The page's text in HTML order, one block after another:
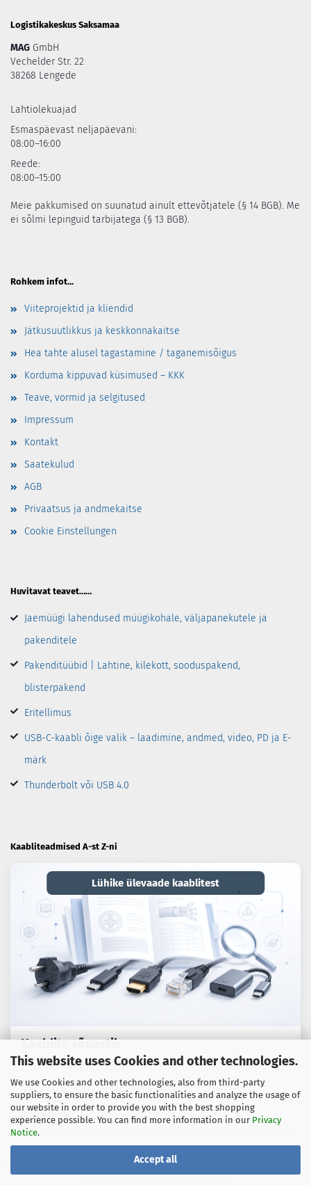
This website uses Cookies and other technologies.
We use Cookies and other technologies, also from third-party
suppliers, to ensure the basic functionalities and analyze the usage of
our website in order to provide you with the best shopping
experience possible. You can find more information in our Privacy
Notice.
Accept all
Logistikakeskus Saksamaa
MAG GmbH
Vechelder Str. 22
38268 Lengede
Lahtiolekuajad
Esmaspäevast neljapäevani:
08:00–16:00
Reede:
08:00–15:00
Meie pakkumised on suunatud ainult ettevõtjatele (§ 14 BGB). Me
ei sõlmi lepinguid tarbijatega (§ 13 BGB).
Rohkem infot...
Viiteprojektid ja kliendid
Jätkusuutlikkus ja keskkonnakaitse
Hea tahte alusel tagastamine / taganemisõigus
Korduma kippuvad küsimused – KKK
Teave, vormid ja selgitused
Impressum
Kontakt
Saatekulud
AGB
Privaatsus ja andmekaitse
Cookie Einstellungen
Huvitavat teavet……
Jaemüügi lahendused müügikohale, väljapanekutele ja
pakenditele
Pakenditüübid | Lahtine, kilekott, sooduspakend,
blisterpakend
Eritellimus
USB-C-kaabli õige valik – laadimine, andmed, video, PD ja E-
märk
Thunderbolt või USB 4.0
Kaabliteadmised A-st Z-ni
Lühike ülevaade kaablitest
Kaablite sõnastik
Erialaterminid, standardid ja praktilised näpunäited
kaablite, adapterite ja ühendustehnika kohta.
Juhendisse